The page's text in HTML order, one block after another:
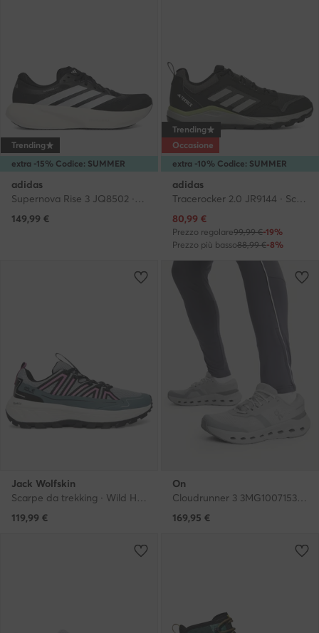
extra -15% Codice: SUMMER
Trending
adidas
Supernova Rise 3 JQ8502 · Scarpe running
149,99 €
extra -10% Codice: SUMMER
Trending
Occasione
adidas
Tracerocker 2.0 JR9144 · Scarpe running
Prezzo attuale
80,99 €
Prezzo regolare99,99 €-19%
Prezzo più basso88,99 €-8%
Jack Wolfskin
Scarpe da trekking · Wild Hike Low A65582 · Grigio
119,99 €
On
Cloudrunner 3 3MG10071536 · Scarpe running
169,95 €